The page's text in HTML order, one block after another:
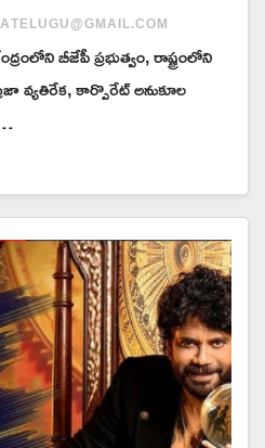
బీజేపీ ప్రభుత్వం, రాష్ట్రంలోని
వ్యతిరేక, కార్పొరేట్ అనుకూల